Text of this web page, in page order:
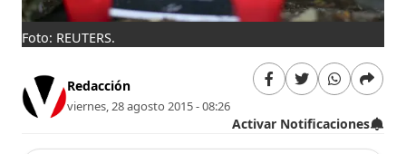
Foto: REUTERS.
Redacción
viernes, 28 agosto 2015 - 08:26
Activar Notificaciones